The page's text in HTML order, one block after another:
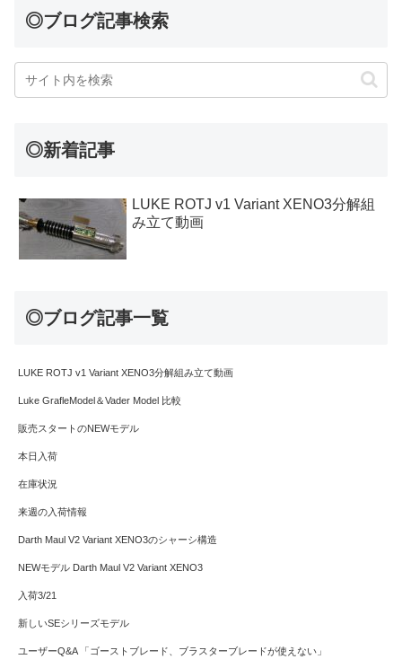
◎ブログ記事検索
◎新着記事
LUKE ROTJ v1 Variant XENO3分解組
み立て動画
◎ブログ記事一覧
LUKE ROTJ v1 Variant XENO3分解組み立て動画
Luke GrafleModel＆Vader Model 比較
販売スタートのNEWモデル
本日入荷
在庫状況
来週の入荷情報
Darth Maul V2 Variant XENO3のシャーシ構造
NEWモデル Darth Maul V2 Variant XENO3
入荷3/21
新しいSEシリーズモデル
ユーザーQ&A 「ゴーストブレード、ブラスターブレードが使えない」